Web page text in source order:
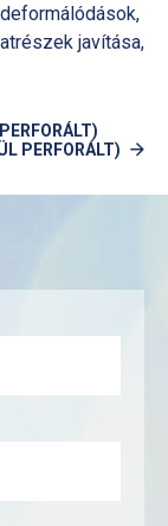
javítása,
PERFORÁLT)